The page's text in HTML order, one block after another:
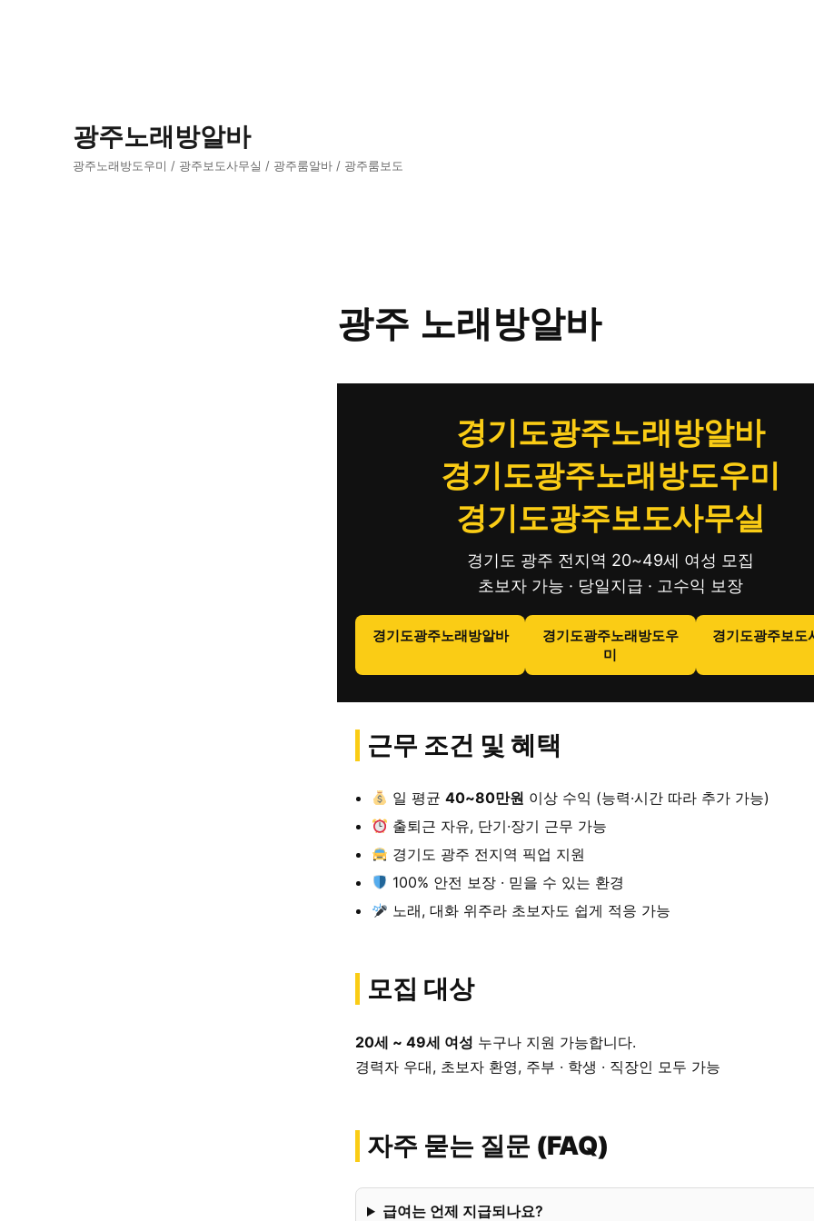
광주노래방알바
광주노래방도우미 / 광주보도사무실 / 광주룸알바 / 광주룸보도
광주 노래방알바
경기도광주노래방알바
경기도광주노래방도우미
경기도광주보도사무실
경기도 광주 전지역 20~49세 여성 모집
초보자 가능 · 당일지급 · 고수익 보장
경기도광주노래방알바
경기도광주노래방도우
미
경기도광주보도
근무 조건 및 혜택
일 평균40~80만원 이상 수익 (능력·시간 따라 추가 가능)
출퇴근 자유, 단기·장기 근무 가능
경기도 광주 전지역 픽업 지원
100% 안전 보장 · 믿을 수 있는 환경
노래, 대화 위주라 초보자도 쉽게 적응 가능
모집 대상
20세 ~ 49세 여성 누구나 지원 가능합니다.
경력자 우대, 초보자 환영, 주부 · 학생 · 직장인 모두 가능
자주 묻는 질문 (FAQ)
급여는 언제 지급되나요?